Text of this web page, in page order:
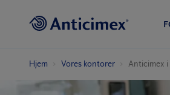
Hjem Vores kontorer Anticimex i